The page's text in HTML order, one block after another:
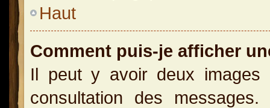
Haut
Comment puis-je afficher
Il peut y avoir deux images
consultation des